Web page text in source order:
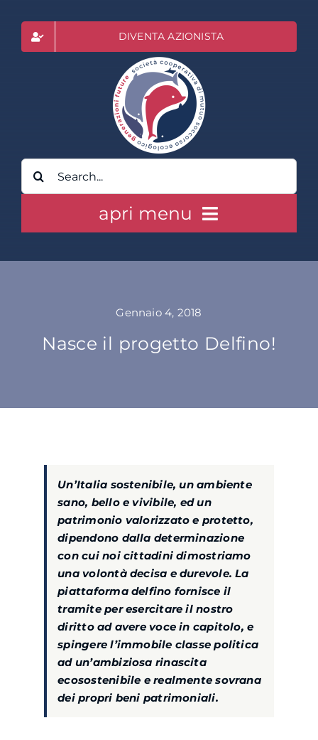
contenuto
DIVENTA AZIONISTA
Cerca
per:
apri menu
CLASS ACTION RAI
SU DI NOI
NEWS
CONTATTI
Gennaio 4, 2018
Nasce il progetto Delfino!
Un’Italia sostenibile, un ambiente
sano, bello e vivibile, ed un
patrimonio valorizzato e protetto,
dipendono dalla determinazione
con cui noi cittadini dimostriamo
una volontà decisa e durevole. La
piattaforma delfino fornisce il
tramite per esercitare il nostro
diritto ad avere voce in capitolo, e
spingere l’immobile classe politica
ad un’ambiziosa rinascita
ecosostenibile e realmente sovrana
dei propri beni patrimoniali.